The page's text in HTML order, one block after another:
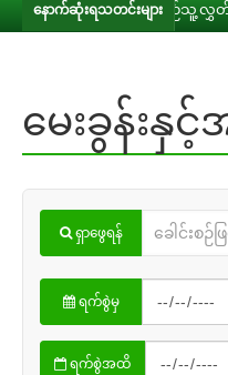
နောက်ဆုံးရသတင်းများ
ပြည်သူ့လွှတ်တော် အစိုးရ၏ အာမခံချ
မေးခွန်းနှင့်
ရှာဖွေရန်
ရက်စွဲမှ
ရက်စွဲအထိ